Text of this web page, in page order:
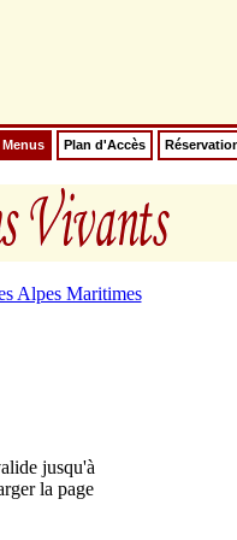
Menus Plan d'Accès
Alpes Maritimes
jusqu'à
la page